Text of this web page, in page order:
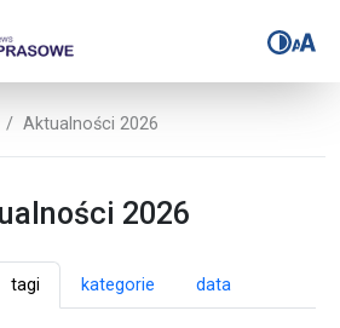
Jasnej Góry –
Biuro Prasowe Jasnej Góry
Aktualności 2026
2026
tagi kategorie data